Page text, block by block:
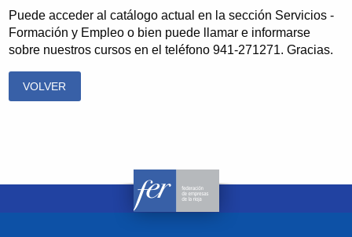
Puede acceder al catálogo actual en la sección Servicios -
Formación y Empleo o bien puede llamar e informarse
sobre nuestros cursos en el teléfono 941-271271. Gracias.
VOLVER